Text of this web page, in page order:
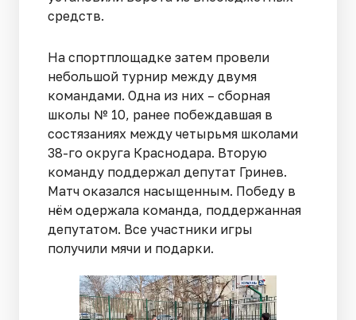
средств.
На спортплощадке затем провели
небольшой турнир между двумя
командами. Одна из них – сборная
школы № 10, ранее побеждавшая в
состязаниях между четырьмя школами
38-го округа Краснодара. Вторую
команду поддержал депутат Гринев.
Матч оказался насыщенным. Победу в
нём одержала команда, поддержанная
депутатом. Все участники игры
получили мячи и подарки.